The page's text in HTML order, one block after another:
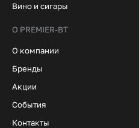
Вино и сигары
О PREMIER-BT
О компании
Бренды
Акции
События
Контакты